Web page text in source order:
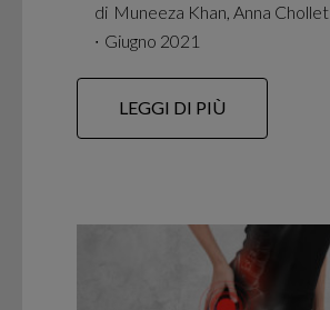
di Muneeza Khan, Anna Chollet
∙ Giugno 2021
LEGGI DI PIÙ